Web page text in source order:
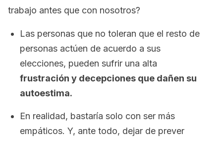
trabajo antes que con nosotros?
Las personas que no toleran que el resto de
personas actúen de acuerdo a sus
elecciones, pueden sufrir una alta
frustración y decepciones que dañen su
autoestima.
En realidad, bastaría solo con ser más
empáticos. Y, ante todo, dejar de prever